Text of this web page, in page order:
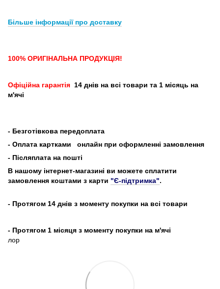
Більше інформації про доставку
100% ОРИГІНАЛЬНА ПРОДУКЦІЯ!
Офіційна гарантія 14 днів на всі товари та 1 місяць на
м'ячі
- Безготівкова передоплата
- Оплата картками
онлайн при оформленні замовлення
- Післяплата на пошті
В нашому інтернет-магазині ви можете сплатити
замовлення коштами з карти "Є-підтримка".
- Протягом 14 днів з моменту покупки на всі товари
- Протягом 1 місяця з моменту покупки на м'ячі
лор